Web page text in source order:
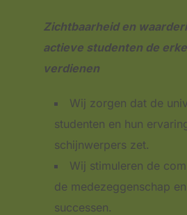
Zichtbaarheid en
actieve studenten de
verdienen
Wij zorgen dat de
studenten en hun
schijnwerpers zet.
Wij stimuleren de
de medezeggenschap
successen.